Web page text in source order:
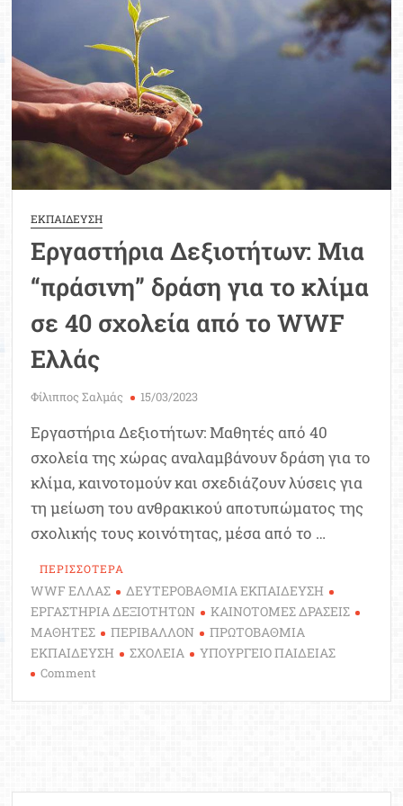
ΕΚΠΑΙΔΕΥΣΗ
Εργαστήρια Δεξιοτήτων: Μια
“πράσινη” δράση για το κλίμα
σε 40 σχολεία από το WWF
Ελλάς
Φίλιππος Σαλμάς 15/03/2023
Εργαστήρια Δεξιοτήτων: Μαθητές από 40
σχολεία της χώρας αναλαμβάνουν δράση για το
κλίμα, καινοτομούν και σχεδιάζουν λύσεις για
τη μείωση του ανθρακικού αποτυπώματος της
σχολικής τους κοινότητας, μέσα από το …
ΠΕΡΙΣΣΟΤΕΡΑ
WWF ΕΛΛΑΣ
ΔΕΥΤΕΡΟΒΑΘΜΙΑ ΕΚΠΑΙΔΕΥΣΗ
ΕΡΓΑΣΤΗΡΙΑ ΔΕΞΙΟΤΗΤΩΝ
ΚΑΙΝΟΤΟΜΕΣ ΔΡΑΣΕΙΣ
ΜΑΘΗΤΕΣ
ΠΕΡΙΒΑΛΛΟΝ
ΠΡΩΤΟΒΑΘΜΙΑ
ΕΚΠΑΙΔΕΥΣΗ
ΣΧΟΛΕΙΑ ΥΠΟΥΡΓΕΙΟ ΠΑΙΔΕΙΑΣ
Comment
για